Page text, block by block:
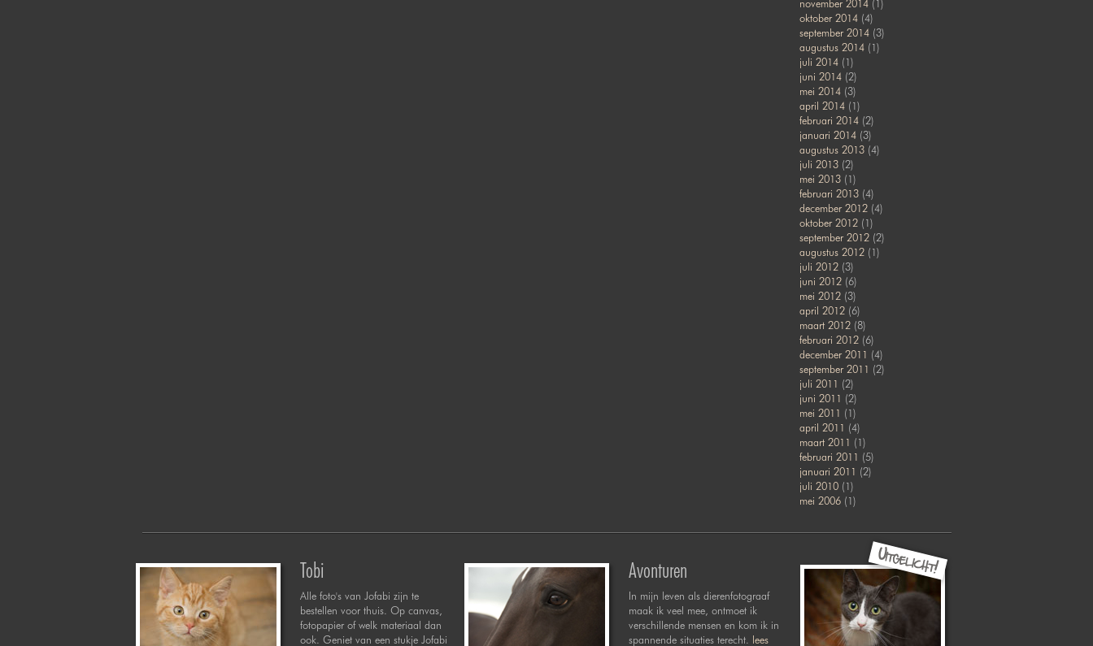
november 2014(1)
oktober 2014(4)
september 2014(3)
augustus 2014(1)
juli 2014(1)
juni 2014(2)
mei 2014(3)
april 2014(1)
februari 2014(2)
januari 2014(3)
augustus 2013(4)
juli 2013(2)
mei 2013(1)
februari 2013(4)
december 2012(4)
oktober 2012(1)
september 2012(2)
augustus 2012(1)
juli 2012(3)
juni 2012(6)
mei 2012(3)
april 2012(6)
maart 2012(8)
februari 2012(6)
december 2011 (4)
september 2011 (2)
juli 2011 (2)
juni 2011 (2)
mei 2011 (1)
april 2011 (4)
maart 2011 (1)
februari 2011 (5)
januari 2011 (2)
juli 2010(1)
mei 2006(1)
Tobi
Alle foto's van Jofabi zijn te
bestellen voor thuis. Op canvas,
fotopapier of welk materiaal dan
ook. Geniet van een stukje Jofabi
Avonturen
In mijn leven als dierenfotograaf
maak ik veel mee, ontmoet ik
verschillende mensen en kom ik in
spannende situaties terecht. lees